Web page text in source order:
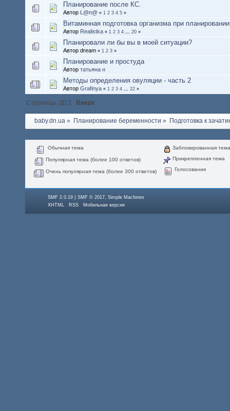
Планирование после КС.
Автор L@n@ « 1 2 3 4 5 »
Витаминная подготовка организма при планировании
Автор Realistka « 1 2 3 4 ... 20 »
Планировали ли бы вы в моей ситуации?
Автор dream « 1 2 3 »
Планирование и простуда
Автор татьяна н
Методы определения овуляции - часть 2
Автор Grafinya « 1 2 3 4 ... 22 »
Страницы: [1] 2 Вверх
baby.dn.ua» Планирование беременности » Подготовка к
Обычная тема
Популярная тема (более 100 ответов)
Очень популярная тема (более 300 ответов)
Заблокированная тема
Прикрепленная тема
Голосование
SMF 2.0.19 |SMF © 2017,Simple Machines
XHTML
RSS Мобильная версия